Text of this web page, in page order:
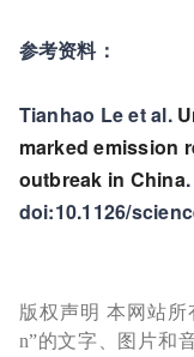
参考资料：
Tianhao Le et al.
marked emission
outbreak in China
doi:10.1126/
版权声明 本网站所
n”的文字、图片和